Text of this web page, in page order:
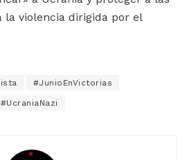
la violencia dirigida por el
#JunioEnVictorias
#UcraniaNazi